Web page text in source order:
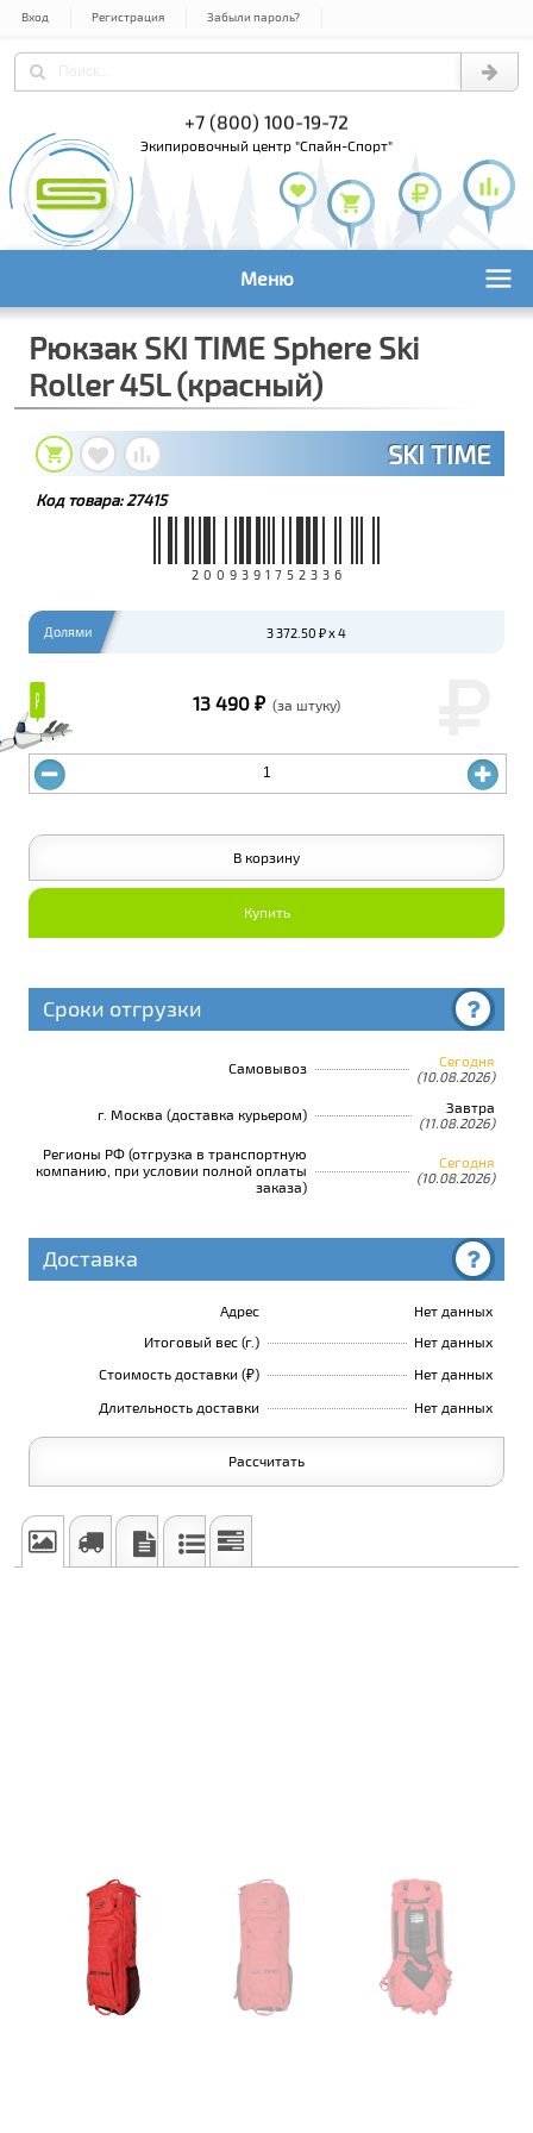
Вход Регистрация Забыли пароль?
+7 (800) 100-19-72
экипировочный центр "Спайн-Спорт"
Меню
Рюкзак SKI TIME Sphere Ski
Roller 45L (красный)
SKI TIME
Код товара:27415
2009391752336
₽₽
Долями 3 372.50 ₽ x 4
13 490 ₽ (за штуку)
В корзину
Купить
Сроки отгрузки
Самовывоз Сегодня
(10.08.2026)
г. Москва (доставка курьером) Завтра
(11.08.2026)
Регионы РФ (отгрузка в транспортную
компанию, при условии полной оплаты
заказа)
Сегодня
(10.08.2026)
Доставка
Адрес
Нет данных
Итоговый вес (г.)
Нет данных
Стоимость доставки (₽)
Нет данных
Длительность доставки
Нет данных
Рассчитать